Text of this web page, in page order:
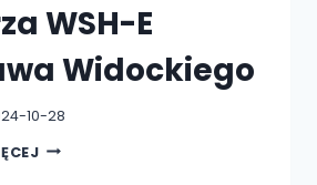
WSH-E
Widockiego
10-28
PODPISANIE